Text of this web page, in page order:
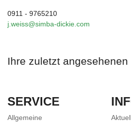
0911 - 9765210
j.weiss@simba-dickie.com
Ihre zuletzt angesehenen
SERVICE
Allgemeine